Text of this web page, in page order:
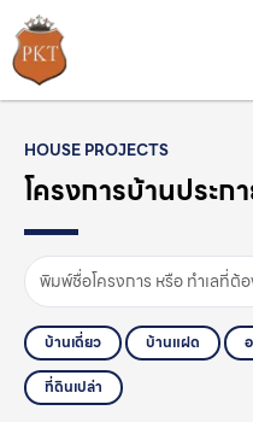
HOUSE PROJECTS
โครงการบ้านประก
บ้านเดี่ยว บ้านแฝด
ที่ดินเปล่า